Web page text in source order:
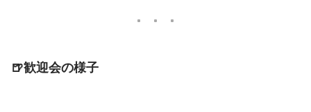
🍺歓迎会の様子